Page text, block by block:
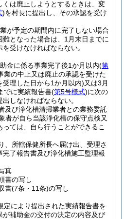
くは廃止しようとするときは、変
)を村長に提出し、その承認を受け
が予定の期間内に完了しない場合
難となった場合は、1月末日までに
受けなければならない。
金に係る事業完了後1か月以内(第
業の中止又は廃止の承認を受けた
理した日から1か月以内)又は3月
でに実績報告書(第5号様式)に次の
しなければならない。
及び浄化槽清掃業者との業務委託
者が自ら当該浄化槽の保守点検又
ては、自ら行うことができるこ
、所轄保健所長へ届け出、受理さ
了報告書及び浄化槽施工監理報
真
書の写し
書(7条・11条)の写し
定により提出された実績報告書を
補助金の交付の決定の内容及び